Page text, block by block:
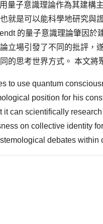
量子意識理論作為其建構
就是可以能科學地研究與
的量子意識理論肇因於
立場引發了不同的批評，
的思考世界方式。 本文將
to use quantum
position for his
it can scientifically
on collective identity
debates within
various critics, he